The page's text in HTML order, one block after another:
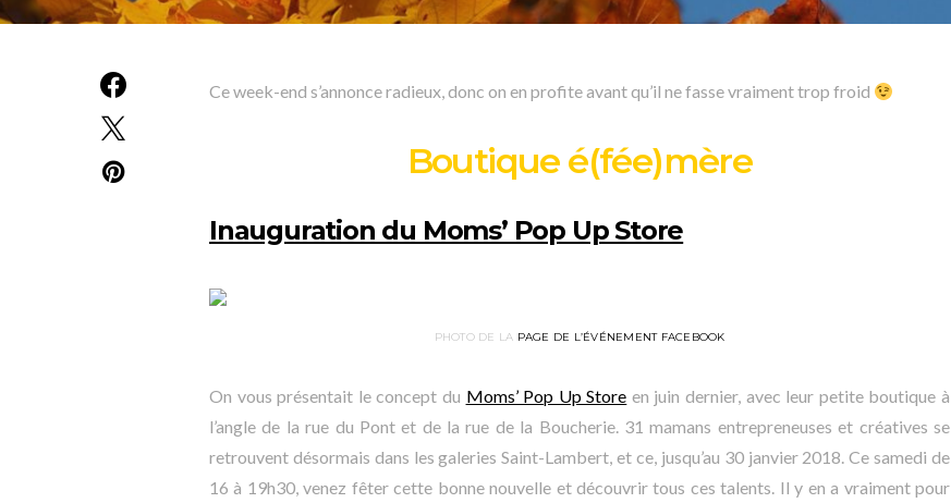
Ce week-end s’annonce radieux, donc on en profite avant qu’il ne fasse vraiment trop froid
Boutique é(fée)mère
Inauguration du Moms’ Pop Up Store
PHOTO DE LA PAGE DE L’ÉVÉNEMENT FACEBOOK
On vous présentait le concept du Moms’ Pop Up Store en juin dernier, avec leur petite boutique à
l’angle de la rue du Pont et de la rue de la Boucherie. 31 mamans entrepreneuses et créatives se
retrouvent désormais dans les galeries Saint-Lambert, et ce, jusqu’au 30 janvier 2018. Ce samedi de
16 à 19h30, venez fêter cette bonne nouvelle et découvrir tous ces talents. Il y en a vraiment pour